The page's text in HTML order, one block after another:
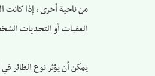
من ناحية أخرى ، إذا كانت
العقبات أو التحديات
يمكن أن يؤثر نوع الطائر